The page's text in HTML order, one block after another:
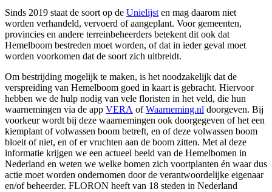
Sinds 2019 staat de soort op de Unielijst en mag daarom niet
worden verhandeld, vervoerd of aangeplant. Voor gemeenten,
provincies en andere terreinbeheerders betekent dit ook dat
Hemelboom bestreden moet worden, of dat in ieder geval moet
worden voorkomen dat de soort zich uitbreidt.
Om bestrijding mogelijk te maken, is het noodzakelijk dat de
verspreiding van Hemelboom goed in kaart is gebracht. Hiervoor
hebben we de hulp nodig van vele floristen in het veld, die hun
waarnemingen via de app VERA ofWaarneming.nl doorgeven. Bij
voorkeur wordt bij deze waarnemingen ook doorgegeven of het een
kiemplant of volwassen boom betreft, en of deze volwassen boom
bloeit of niet, en of er vruchten aan de boom zitten. Met al deze
informatie krijgen we een actueel beeld van de Hemelbomen in
Nederland en weten we welke bomen zich voortplanten én waar dus
actie moet worden ondernomen door de verantwoordelijke eigenaar
en/of beheerder. FLORON heeft van 18 steden in Nederland